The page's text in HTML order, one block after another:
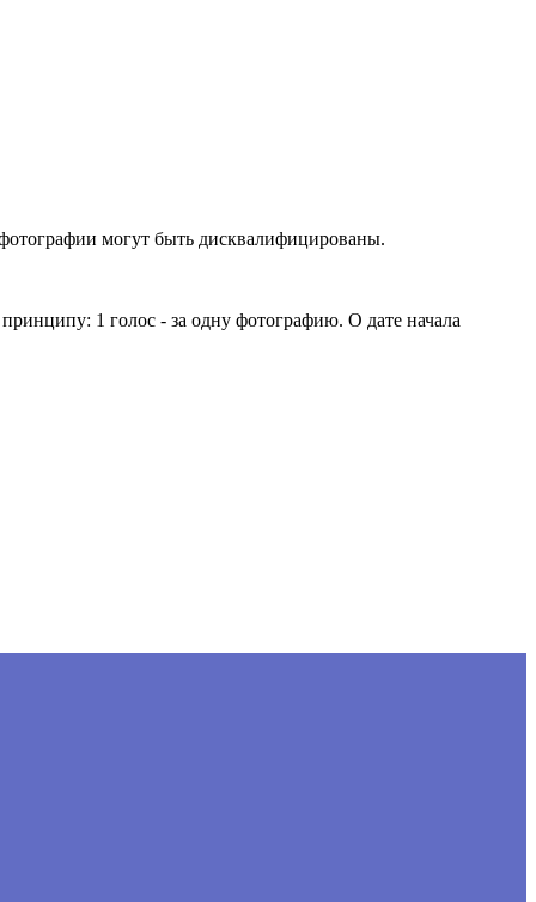
могут быть дисквалифицированы.
1 голос - за одну фотографию. О дате начала